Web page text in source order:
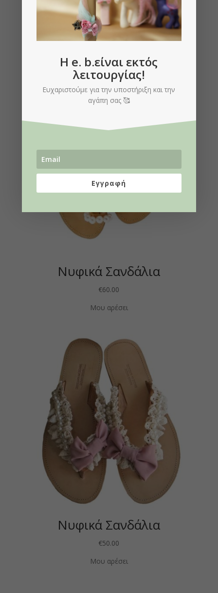
Νυφικά Σανδάλια
€
Νυφικά Σανδάλια
€60.00
Μου αρέσει
Νυφικά Σανδάλια
€50.00
Μου αρέσει
H e. b.είναι εκτός
λειτουργίας!
Ευχαριστούμε για την υποστήριξη και την
αγάπη σας 🥰
Εγγραφή